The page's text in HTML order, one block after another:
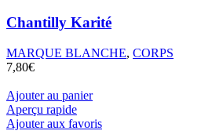
variations.
options
peuvent
la
page
Chantilly Karité
MARQUE BLANCHE, CORPS
7,80€
Ajouter au panier
Aperçu rapide
Ajouter aux favoris